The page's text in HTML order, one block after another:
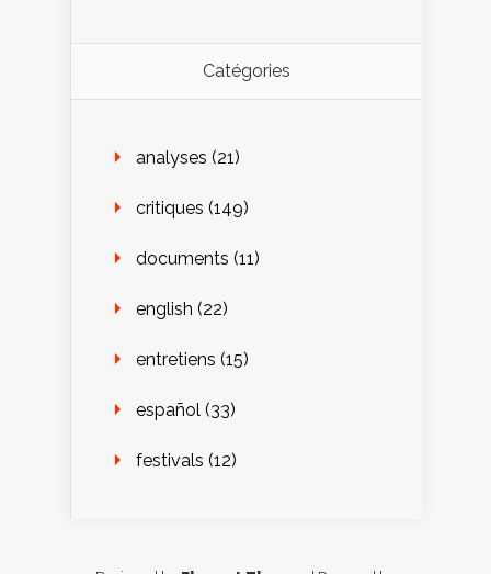
Catégories
analyses (21)
critiques (149)
documents (11)
english (22)
entretiens (15)
español (33)
festivals (12)